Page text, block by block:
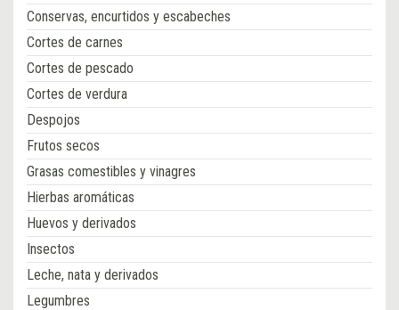
Conservas, encurtidos y escabeches
Cortes de carnes
Cortes de pescado
Cortes de verdura
Despojos
Frutos secos
Grasas comestibles y vinagres
Hierbas aromáticas
Huevos y derivados
Insectos
Leche, nata y derivados
Legumbres